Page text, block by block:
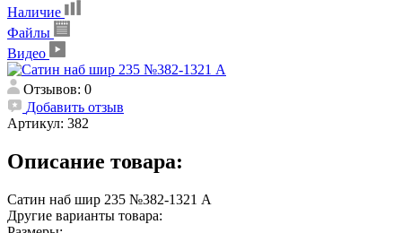
Наличие
Файлы
Видео
Отзывов: 0
Добавить отзыв
Артикул: 382
Описание товара:
Сатин наб шир 235 №382-1321 А
Другие варианты товара: